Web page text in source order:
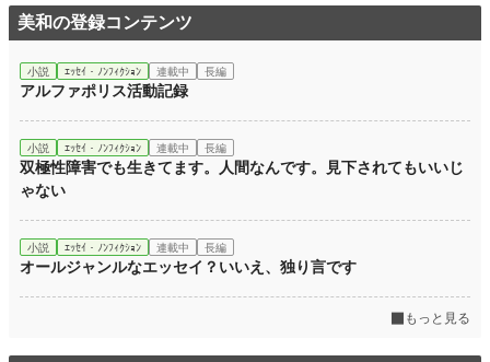
美和の登録コンテンツ
小説 ｴｯｾｲ・ﾉﾝﾌｨｸｼｮﾝ 連載中 長編
アルファポリス活動記録
小説 ｴｯｾｲ・ﾉﾝﾌｨｸｼｮﾝ 連載中 長編
双極性障害でも生きてます。人間なんです。見下されてもいいじ
ゃない
小説 ｴｯｾｲ・ﾉﾝﾌｨｸｼｮﾝ 連載中 長編
オールジャンルなエッセイ？いいえ、独り言です
もっと見る